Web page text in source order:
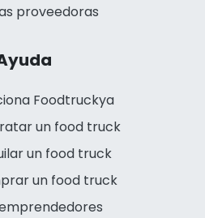
proveedoras
Foodtruckya
un food truck
un food truck
un food truck